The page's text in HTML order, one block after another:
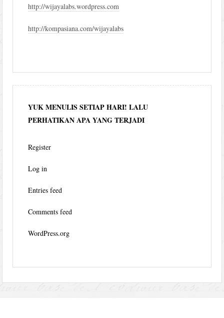
http://wijayalabs.wordpress.com
http://kompasiana.com/wijayalabs
YUK MENULIS SETIAP HARI! LALU
PERHATIKAN APA YANG TERJADI
Register
Log in
Entries feed
Comments feed
WordPress.org